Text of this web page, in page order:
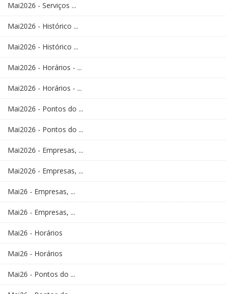
Mai2026 - Serviços ...
Mai2026 - Histórico ...
Mai2026 - Histórico ...
Mai2026 - Horários - ...
Mai2026 - Horários - ...
Mai2026 - Pontos do ...
Mai2026 - Pontos do ...
Mai2026 - Empresas, ...
Mai2026 - Empresas, ...
Mai26 - Empresas, ...
Mai26 - Empresas, ...
Mai26 - Horários
Mai26 - Horários
Mai26 - Pontos do ...